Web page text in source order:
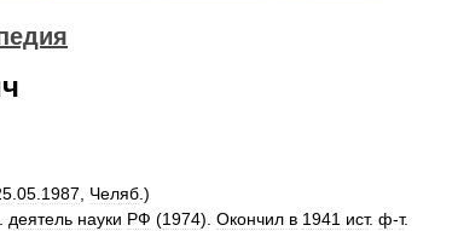
05 1987 Челяб .)
деятель науки РФ (1974). Окончил в 1941 ист. ф-т.